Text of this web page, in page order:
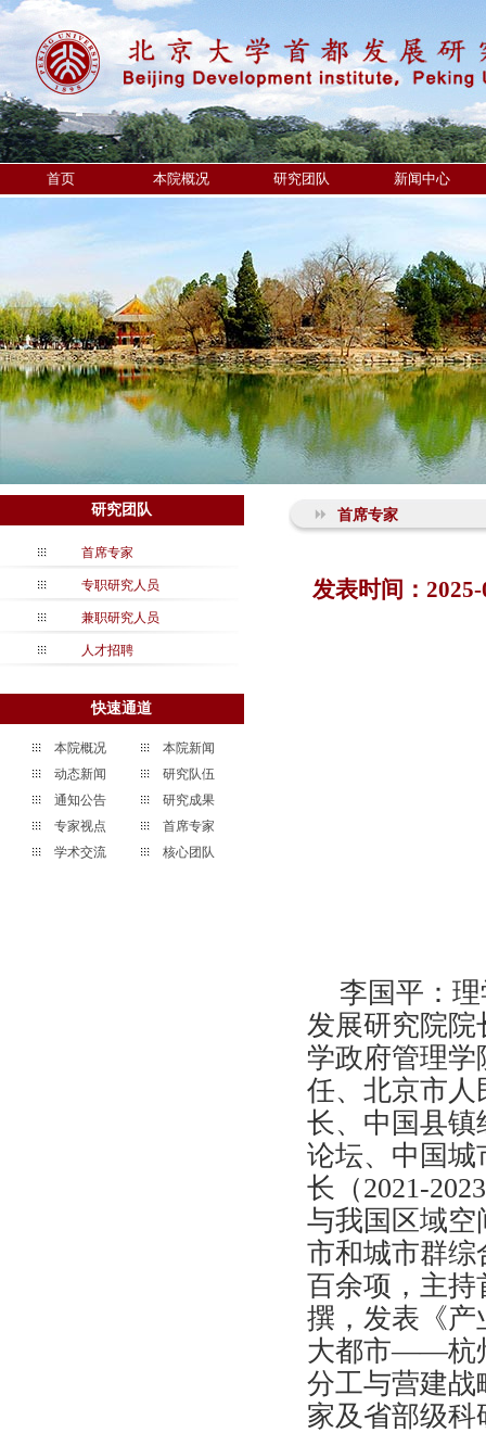
首页 本院概况 研究团队 新闻中心
研究团队
首席专家
专职研究人员
兼职研究人员
人才招聘
快速通道
本院概况
动态新闻
通知公告
专家视点
学术交流
本院新闻
研究队伍
研究成果
首席专家
核心团队
首席专家
发表时间：
李国平：
发展研究院院
学政府管理学
任、北京市人
长、中国县镇
论坛、中国城
长（2021-
与我国区域空
市和城市群综
百余项，主持
撰，发表《产
大都市——杭
分工与营建战
家及省部级